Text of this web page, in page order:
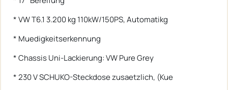
* VW T6.1 3.200 kg 110kW/150PS, Automatikg
* Muedigkeitserkennung
* Chassis Uni-Lackierung: VW Pure Grey
* 230 V SCHUKO-Steckdose zusaetzlich, (Kue